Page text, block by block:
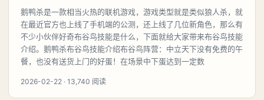
鹅鸭杀是一款相当火热的联机游戏，游戏类型就是类似狼人杀，就
在最近官方也上线了手机端的公测，还上线了几位新角色，那么有
不少小伙伴好奇布谷鸟技能是什么，下面就给大家带来布谷鸟技能
介绍。鹅鸭杀布谷鸟技能介绍布谷鸟阵营：中立天下没有免费的午
餐，也没有送货上门的好蛋！在场景中下蛋达到一定数
2026-02-22 · 13,740 阅读